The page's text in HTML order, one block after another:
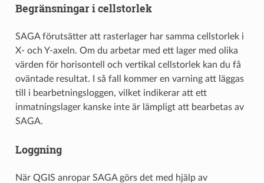
Begränsningar i cellstorlek
SAGA förutsätter att rasterlager har samma cellstorlek i
X- och Y-axeln. Om du arbetar med ett lager med olika
värden för horisontell och vertikal cellstorlek kan du få
oväntade resultat. I så fall kommer en varning att läggas
till i bearbetningsloggen, vilket indikerar att ett
inmatningslager kanske inte är lämpligt att bearbetas av
SAGA.
Loggning
När QGIS anropar SAGA görs det med hjälp av